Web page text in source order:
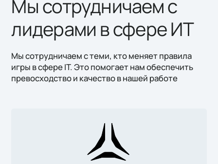
Мы сотрудничаем с
лидерами в сфере ИТ
Мы сотрудничаем с теми, кто меняет правила
игры в сфере IT. Это помогает нам обеспечить
превосходство и качество в нашей работе